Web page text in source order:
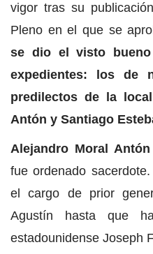
vigor tras su
Pleno en el que se
se dio el visto
expedientes: los de
predilectos de la
Antón y Santiago
Alejandro Moral Antón
fue ordenado
el cargo de prior
Agustín hasta que
estadounidense Joseph